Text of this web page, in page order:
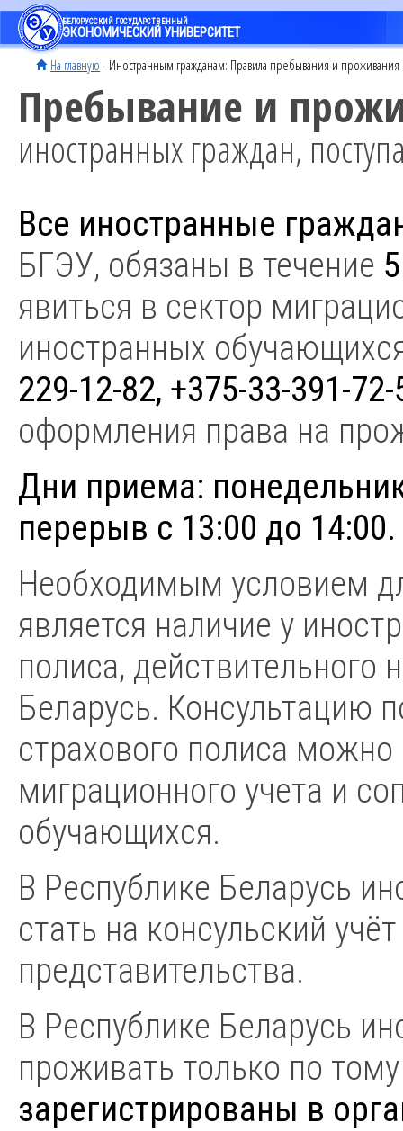
БЕЛОРУССКИЙ ГОСУДАРСТВЕННЫЙ
ЭКОНОМИЧЕСКИЙ УНИВЕРСИТЕТ
На главную - Иностранным гражданам: Правила пребывания и проживания
Пребывание и
иностранных граждан,
Все иностранные
БГЭУ, обязаны в течение
явиться в сектор
иностранных
229-12-82, +375-33-391-
оформления права на
Дни приема:
перерыв с 13:00 до 14:00.
Необходимым условием
является наличие у
полиса, действительного
Беларусь. Консультацию
страхового полиса можно
миграционного учета и
обучающихся.
В Республике Беларусь
стать на консульский
представительства.
В Республике Беларусь
проживать только по
зарегистрированы в